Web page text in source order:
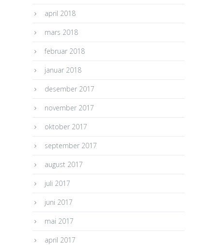
april 2018
mars 2018
februar 2018
januar 2018
desember 2017
november 2017
oktober 2017
september 2017
august 2017
juli 2017
juni 2017
mai 2017
april 2017